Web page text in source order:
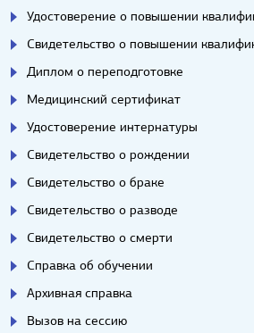
Удостоверение о повышении
Свидетельство о повышении
Диплом о переподготовке
Медицинский сертификат
Удостоверение интернатуры
Свидетельство о рождении
Свидетельство о браке
Свидетельство о разводе
Свидетельство о смерти
Справка об обучении
Архивная справка
Вызов на сессию